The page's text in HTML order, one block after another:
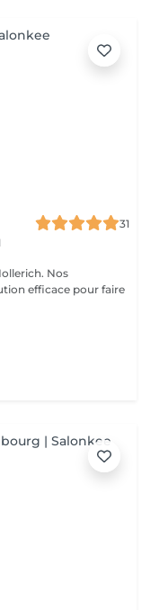
31
Nos